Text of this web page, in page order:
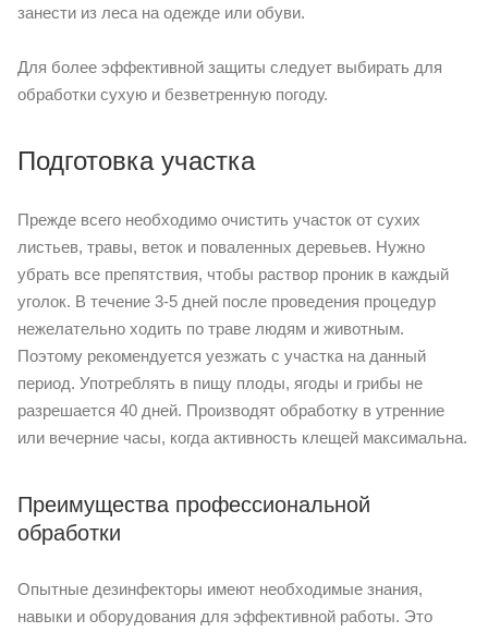
занести из леса на одежде или обуви.
Для более эффективной защиты следует выбирать для
обработки сухую и безветренную погоду.
Подготовка участка
Прежде всего необходимо очистить участок от сухих
листьев, травы, веток и поваленных деревьев. Нужно
убрать все препятствия, чтобы раствор проник в каждый
уголок. В течение 3-5 дней после проведения процедур
нежелательно ходить по траве людям и животным.
Поэтому рекомендуется уезжать с участка на данный
период. Употреблять в пищу плоды, ягоды и грибы не
разрешается 40 дней. Производят обработку в утренние
или вечерние часы, когда активность клещей максимальна.
Преимущества профессиональной
обработки
Опытные дезинфекторы имеют необходимые знания,
навыки и оборудования для эффективной работы. Это